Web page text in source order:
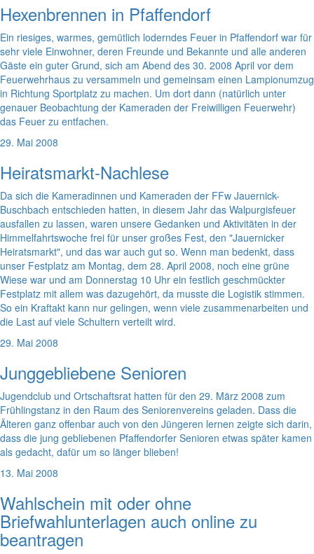
Hexenbrennen in Pfaffendorf
Ein riesiges, warmes, gemütlich loderndes Feuer in Pfaffendorf war für
sehr viele Einwohner, deren Freunde und Bekannte und alle anderen
Gäste ein guter Grund, sich am Abend des 30. 2008 April vor dem
Feuerwehrhaus zu versammeln und gemeinsam einen Lampionumzug
in Richtung Sportplatz zu machen. Um dort dann (natürlich unter
genauer Beobachtung der Kameraden der Freiwilligen Feuerwehr)
das Feuer zu entfachen.
29. Mai 2008
Heiratsmarkt-Nachlese
Da sich die Kameradinnen und Kameraden der FFw Jauernick-
Buschbach entschieden hatten, in diesem Jahr das Walpurgisfeuer
ausfallen zu lassen, waren unsere Gedanken und Aktivitäten in der
Himmelfahrtswoche frei für unser großes Fest, den "Jauernicker
Heiratsmarkt", und das war auch gut so. Wenn man bedenkt, dass
unser Festplatz am Montag, dem 28. April 2008, noch eine grüne
Wiese war und am Donnerstag 10 Uhr ein festlich geschmückter
Festplatz mit allem was dazugehört, da musste die Logistik stimmen.
So ein Kraftakt kann nur gelingen, wenn viele zusammenarbeiten und
die Last auf viele Schultern verteilt wird.
29. Mai 2008
Junggebliebene Senioren
Jugendclub und Ortschaftsrat hatten für den 29. März 2008 zum
Frühlingstanz in den Raum des Seniorenvereins geladen. Dass die
Älteren ganz offenbar auch von den Jüngeren lernen zeigte sich darin,
dass die jung gebliebenen Pfaffendorfer Senioren etwas später kamen
als gedacht, dafür um so länger blieben!
13. Mai 2008
Wahlschein mit oder ohne
Briefwahlunterlagen auch online zu
beantragen